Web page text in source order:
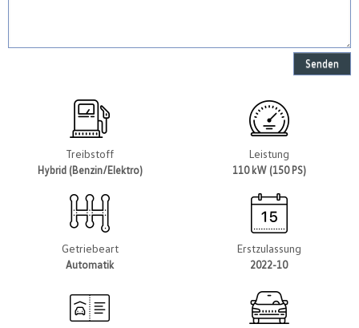
Senden
Treibstoff
Hybrid (Benzin/Elektro)
Leistung
110 kW (150 PS)
Getriebeart
Automatik
Erstzulassung
2022-10